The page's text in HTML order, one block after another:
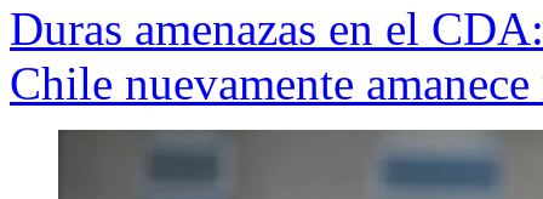
Duras amenazas en el
Chile nuevamente